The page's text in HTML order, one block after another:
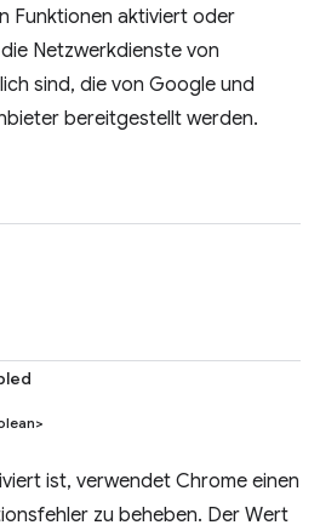
Funktionen aktiviert oder
Netzwerkdienste von
sind, die von Google und
bereitgestellt werden.
ist, verwendet Chrome einen
zu beheben. Der Wert